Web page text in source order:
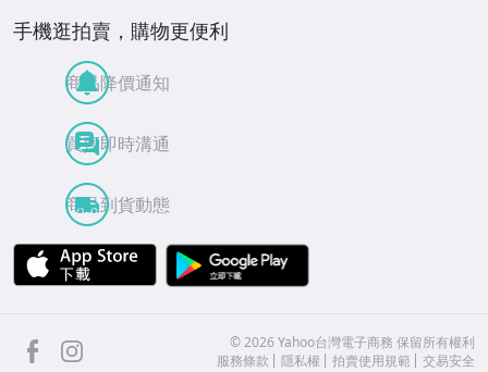
手機逛拍賣，購物更便利
商品降價通知
買賣即時溝通
商品到貨動態
APP Store
facebook ©2026 Yahoo台灣電子商務 保留所有權利
服務條款
隱私權 拍賣使用規範 交易安全